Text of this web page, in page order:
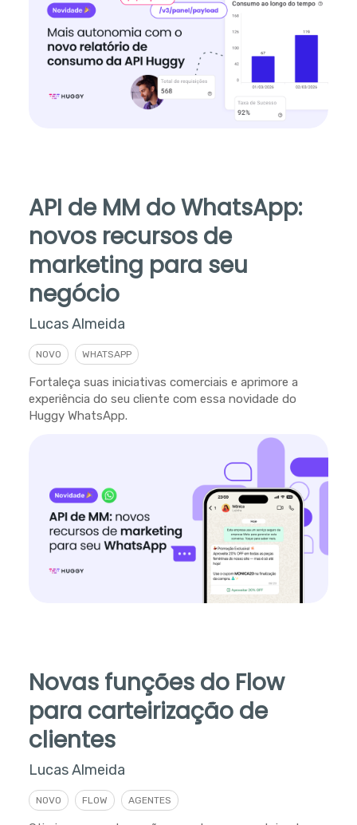
API de MM do WhatsApp:
novos recursos de
marketing para seu
negócio
Lucas Almeida
NOVO WHATSAPP
Fortaleça suas iniciativas comerciais e aprimore a
experiência do seu cliente com essa novidade do
Huggy WhatsApp.
Novas funções do Flow
para carteirização de
clientes
Lucas Almeida
NOVO FLOW AGENTES